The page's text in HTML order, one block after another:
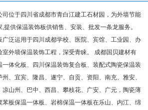
司位于四川省成都市青白江建工石材园，为外墙节能
提供保温装饰板供销售、安装、批发一条龙服务。
泛运用于四川成都学校、医院、宾馆、工业园、办
外墙保温装饰工程，深受青睐。 成都国贝建材有
体化板、四川保温装饰复合板、装配式陶瓷保温装
、宜宾、隆昌、遂宁、自贡、资阳、南充、雅安、
山州、巴中、西昌、攀枝花、广安、广元，陶瓷薄
板保温一体板、岩棉保温一体板在乐山、内江、绵